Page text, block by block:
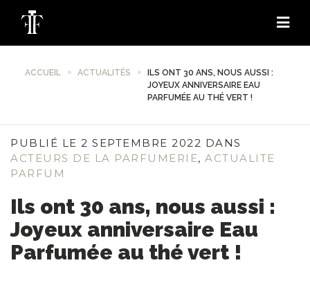
ACCUEIL ACTUALITÉS
ILS ONT 30 ANS, NOUS AUSSI :
JOYEUX ANNIVERSAIRE EAU
PARFUMÉE AU THÉ VERT !
PUBLIÉ LE 2 SEPTEMBRE 2022 DANS
ACTEURS DE LA PARFUMERIE, ACTUALITE
PARFUM
Ils ont 30 ans, nous aussi :
Joyeux anniversaire Eau
Parfumée au thé vert !